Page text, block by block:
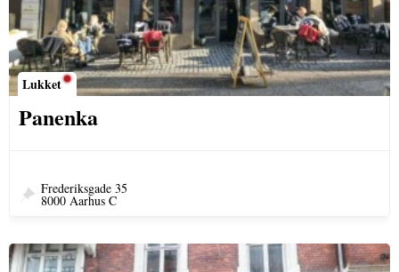
Lukket
Panenka
Frederiksgade 35
8000 Aarhus C